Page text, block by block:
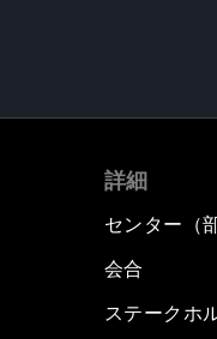
詳細
センター（
会合
ステークホ